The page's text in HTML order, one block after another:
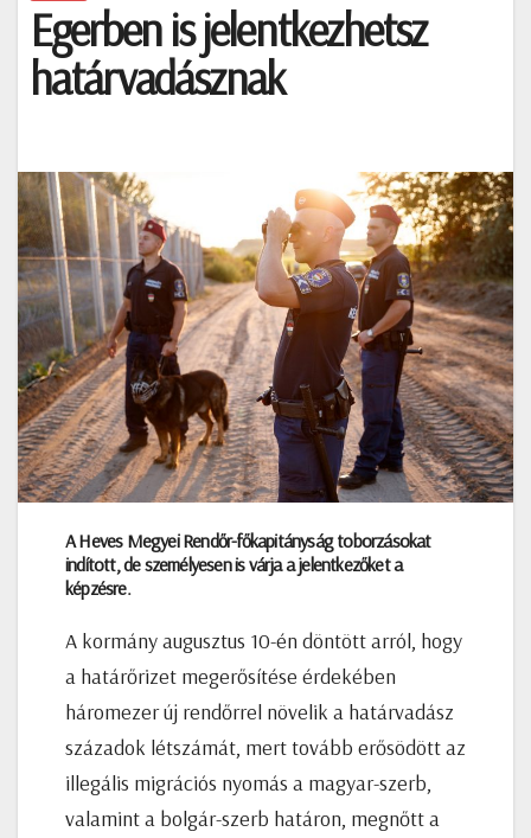
Egerben is jelentkezhetsz
határvadásznak
A Heves Megyei Rendőr-főkapitányság toborzásokat
indított, de személyesen is várja a jelentkezőket a
képzésre.
A kormány augusztus 10-én döntött arról, hogy
a határőrizet megerősítése érdekében
háromezer új rendőrrel növelik a határvadász
századok létszámát, mert tovább erősödött az
illegális migrációs nyomás a magyar-szerb,
valamint a bolgár-szerb határon, megnőtt a